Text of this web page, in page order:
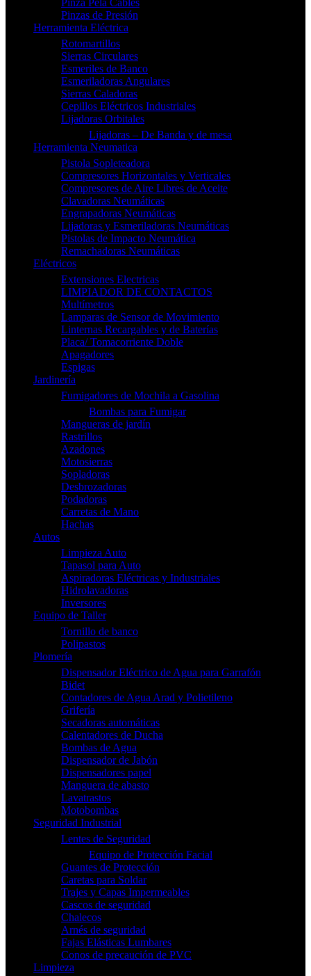
Pinza Pela Cables
Pinzas de Presión
Herramienta Eléctrica
Rotomartillos
Sierras Circulares
Esmeriles de Banco
Esmeriladoras Angulares
Sierras Caladoras
Cepillos Eléctricos Industriales
Lijadoras Orbitales
Lijadoras – De Banda y de mesa
Herramienta Neumatica
Pistola Sopleteadora
Compresores Horizontales y Verticales
Compresores de Aire Libres de Aceite
Clavadoras Neumáticas
Engrapadoras Neumáticas
Lijadoras y Esmeriladoras Neumáticas
Pistolas de Impacto Neumática
Remachadoras Neumáticas
Eléctricos
Extensiones Electricas
LIMPIADOR DE CONTACTOS
Multímetros
Lamparas de Sensor de Movimiento
Linternas Recargables y de Baterías
Placa/ Tomacorriente Doble
Apagadores
Espigas
Jardinería
Fumigadores de Mochila a Gasolina
Bombas para Fumigar
Mangueras de jardín
Rastrillos
Azadones
Motosierras
Sopladoras
Desbrozadoras
Podadoras
Carretas de Mano
Hachas
Autos
Limpieza Auto
Tapasol para Auto
Aspiradoras Eléctricas y Industriales
Hidrolavadoras
Inversores
Equipo de Taller
Tornillo de banco
Polipastos
Plomería
Dispensador Eléctrico de Agua para Garrafón
Bidet
Contadores de Agua Arad y Polietileno
Grifería
Secadoras automáticas
Calentadores de Ducha
Bombas de Agua
Dispensador de Jabón
Dispensadores papel
Manguera de abasto
Lavatrastos
Motobombas
Seguridad Industrial
Lentes de Seguridad
Equipo de Protección Facial
Guantes de Protección
Caretas para Soldar
Trajes y Capas Impermeables
Cascos de seguridad
Chalecos
Arnés de seguridad
Fajas Elásticas Lumbares
Conos de precaución de PVC
Limpieza